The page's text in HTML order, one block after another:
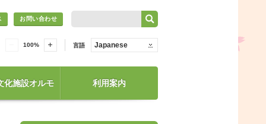
お問い合わせ
100% 言語 Japanese
化施設オルモ 利用案内